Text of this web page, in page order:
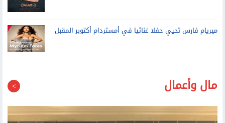
ميريام فارس تحيي حفلا غنائيا في أمستردام أكتوبر المقبل
مال وأعمال